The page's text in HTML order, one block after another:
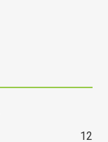
12